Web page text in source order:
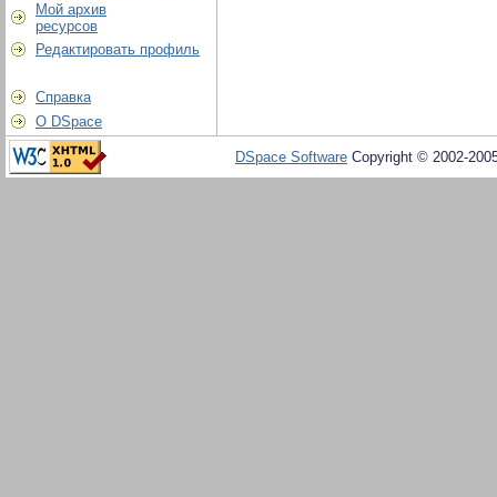
Мой архив
ресурсов
Редактировать профиль
Справка
О DSpace
DSpace Software Copyright © 2002-